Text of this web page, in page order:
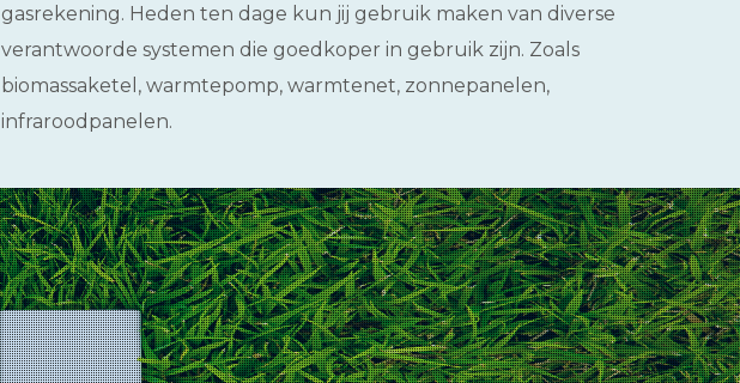
gasrekening. Heden ten dage kun jij gebruik maken van diverse
verantwoorde systemen die goedkoper in gebruik zijn. Zoals
biomassaketel, warmtepomp, warmtenet, zonnepanelen,
infraroodpanelen.